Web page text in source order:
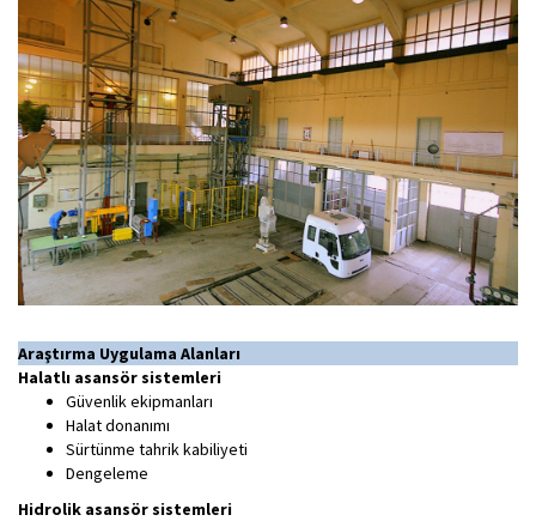
Araştırma Uygulama Alanları
Halatlı asansör sistemleri
Güvenlik ekipmanları
Halat donanımı
Sürtünme tahrik kabiliyeti
Dengeleme
Hidrolik asansör sistemleri